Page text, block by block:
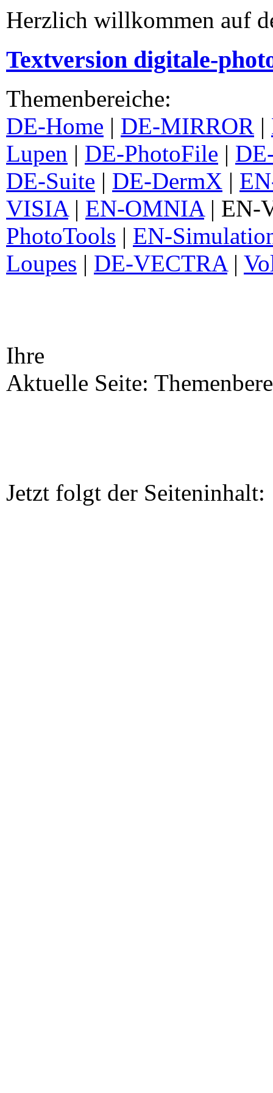
Herzlich willkommen auf
Textversion digitale-
Themenbereiche:
DE-Home | DE-MIRROR |
Lupen | DE-PhotoFile |
DE-Suite | DE-DermX |
VISIA| EN-OMNIA| EN-
PhotoTools | EN-
Loupes | DE-VECTRA|
Ihre
Aktuelle Seite:
Jetzt folgt der Seiteninhalt: